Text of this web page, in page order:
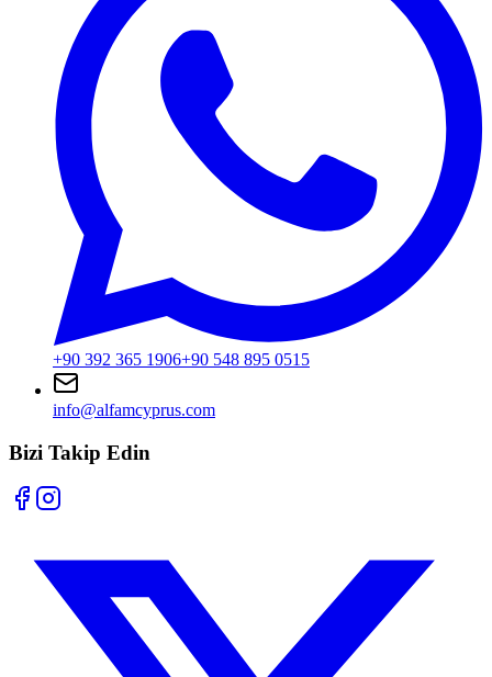
+90 392 365 1906+90 548 895 0515
info@alfamcyprus.com
Bizi Takip Edin